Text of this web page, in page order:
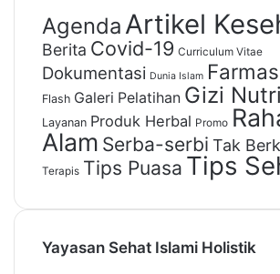
Agenda Artikel
Berita Covid-19 Curriculum Vitae
Dokumentasi Dunia Islam
Flash Galeri Pelatihan Gizi
Layanan Produk Herbal Promo
Alam Serba-serbi Tak
Terapis Tips Puasa Tips
Yayasan Sehat Islami Holistik